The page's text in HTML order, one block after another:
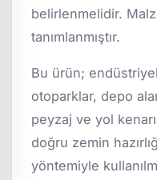
belirlenmelidir.
tanımlanmıştır.
Bu ürün;
otoparklar, depo
peyzaj ve yol
doğru zemin
yöntemiyle